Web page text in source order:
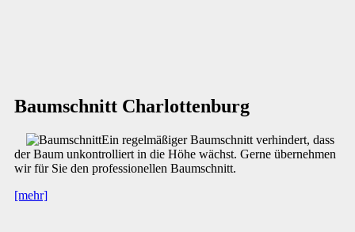
Baumschnitt Charlottenburg
Ein regelmäßiger Baumschnitt verhindert, dass
der Baum unkontrolliert in die Höhe wächst. Gerne übernehmen
wir für Sie den professionellen Baumschnitt.
[mehr]